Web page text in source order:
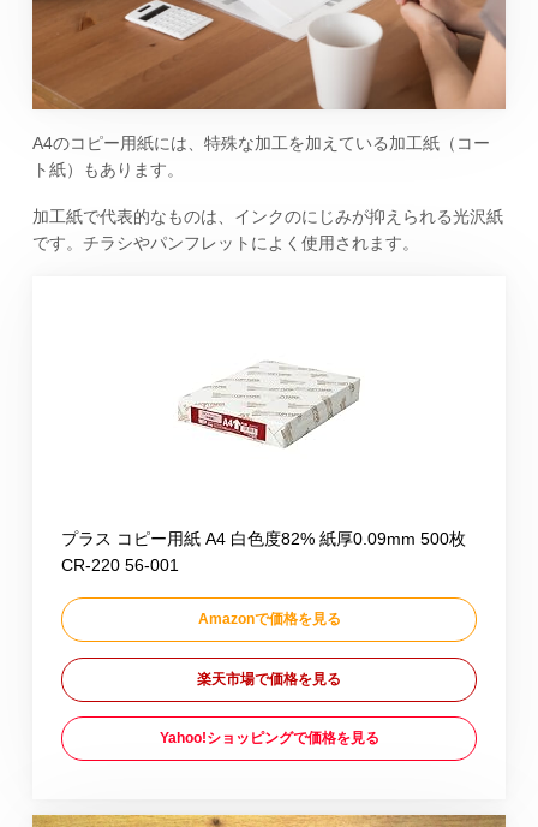
A4のコピー用紙には、特殊な加工を加えている加工紙（コー
ト紙）もあります。
加工紙で代表的なものは、インクのにじみが抑えられる光沢紙
です。チラシやパンフレットによく使用されます。
プラス コピー用紙 A4 白色度82% 紙厚0.09mm 500枚
CR-220 56-001
Amazonで価格を見る
楽天市場で価格を見る
Yahoo!ショッピングで価格を見る